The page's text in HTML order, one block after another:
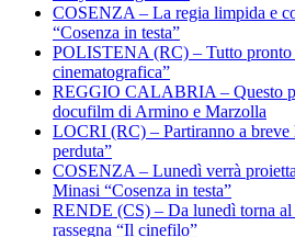
COSENZA – La regia limpida e
“Cosenza in testa”
POLISTENA (RC) – Tutto pronto
cinematografica”
REGGIO CALABRIA – Questo
docufilm di Armino e Marzolla
LOCRI (RC) – Partiranno a breve
perduta”
COSENZA – Lunedì verrà
Minasi “Cosenza in testa”
RENDE (CS) – Da lunedì torna al
rassegna “Il cinefilo”